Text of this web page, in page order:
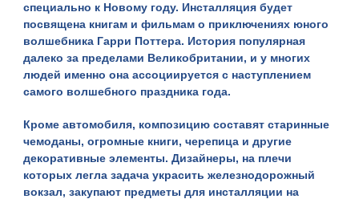
специально к Новому году. Инсталляция будет
посвящена книгам и фильмам о приключениях юного
волшебника Гарри Поттера. История популярная
далеко за пределами Великобритании, и у многих
людей именно она ассоциируется с наступлением
самого волшебного праздника года.
Кроме автомобиля, композицию составят старинные
чемоданы, огромные книги, черепица и другие
декоративные элементы. Дизайнеры, на плечи
которых легла задача украсить железнодорожный
вокзал, закупают предметы для инсталляции на